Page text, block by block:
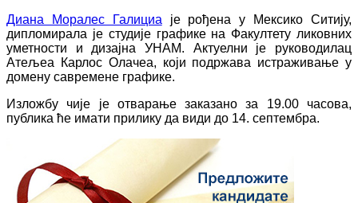
Диана Моралес Галициа је рођена у Мексико Ситију,
дипломирала је студије графике на Факултету ликовних
уметности и дизајна УНАМ. Актуелни је руководилац
Атељеа Карлос Олачеа, који подржава истраживање у
домену савремене графике.
Изложбу чије је отварање заказано за 19.00 часова,
публика ће имати прилику да види до 14. септембра.